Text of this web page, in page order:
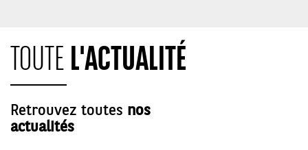
TOUTEL'ACTUALITÉ
Retrouvez toutes nos
actualités